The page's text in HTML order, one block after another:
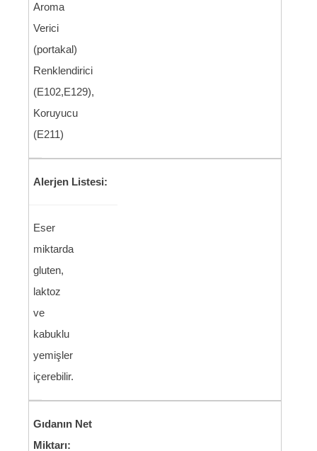
Aroma
Verici
(portakal)
Renklendirici
(E102,E129),
Koruyucu
(E211)
Alerjen Listesi:
Eser
miktarda
gluten,
laktoz
ve
kabuklu
yemişler
içerebilir.
Gıdanın Net
Miktarı: